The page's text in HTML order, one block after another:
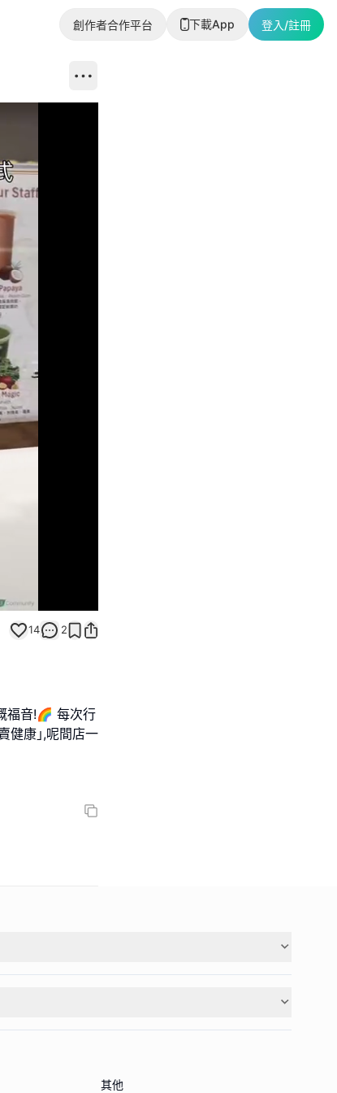
創作者合作平台 下載App 登入/註冊
14 2
福音!🌈 每次行
健康｣,呢間店一
其他